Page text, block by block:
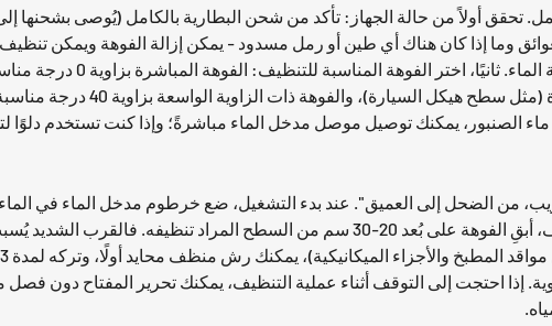
وما إذا كان هناك أي طين أو رمل مسدود - يمكن إزالة الفوهة ويمكن
الماء. في حال وجود أي
ذات المروحة بزاوية 25 درجة
الصنبور، يمكنك توصيل موصل مدخل الماء مباشرةً؛ وإذا كنت تستخدم
من الضحل إلى العميق". عند بدء التشغيل، ضع خرطوم مدخل الماء في
تفريغ الهواء من أنبوب الماء وتدفق الماء من الفوهة. عند التنظيف، أبقِ الفوهة على
إذا احتجت إلى التوقف أثناء عملية التنظيف، يمكنك تحرير المفتاح دون